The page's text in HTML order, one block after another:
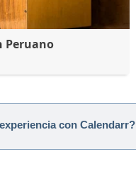
Peruano
con Calendarr?